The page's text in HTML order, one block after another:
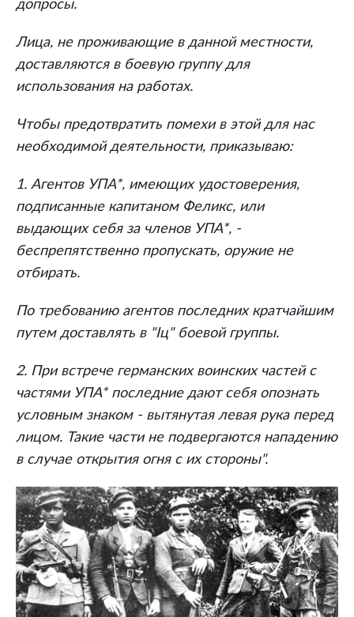
допросы.
Лица, не проживающие в данной местности,
доставляются в боевую группу для
использования на работах.
Чтобы предотвратить помехи в этой для нас
необходимой деятельности, приказываю:
1. Агентов УПА*, имеющих удостоверения,
подписанные капитаном Феликс, или
выдающих себя за членов УПА*, -
беспрепятственно пропускать, оружие не
отбирать.
По требованию агентов последних кратчайшим
путем доставлять в "Iц" боевой группы.
2. При встрече германских воинских частей с
частями УПА* последние дают себя опознать
условным знаком - вытянутая левая рука перед
лицом. Такие части не подвергаются нападению
в случае открытия огня с их стороны".